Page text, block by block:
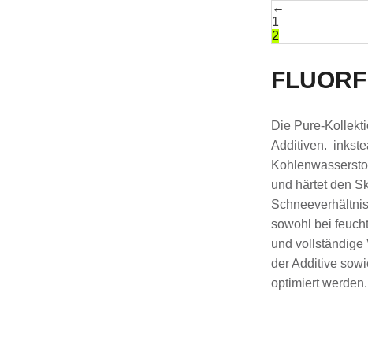
←
1
2
Die Pure-
Additiven.
und härtet den
sowohl bei
und vollständige
der Additive
optimiert werden.